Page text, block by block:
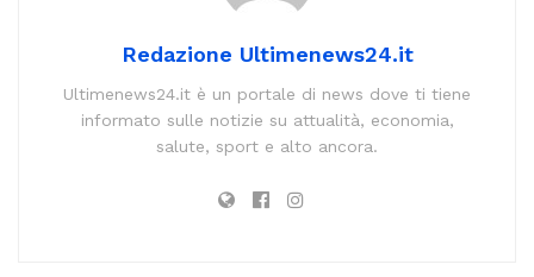
Redazione Ultimenews24.it
Ultimenews24.it è un portale di news dove ti tiene
informato sulle notizie su attualità, economia,
salute, sport e alto ancora.